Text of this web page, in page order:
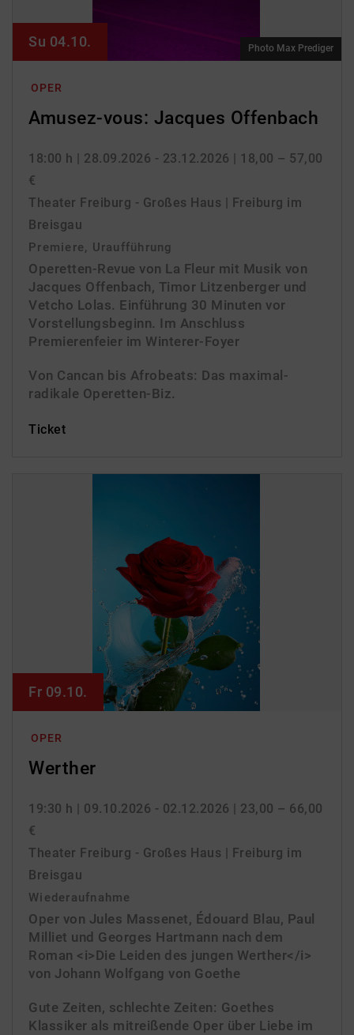
OPER
Amusez-vous: Jacques Offenbach
18:00 h | 28.09.2026 - 23.12.2026 | 18,00 – 57,00
€
Theater Freiburg - Großes Haus | Freiburg im
Breisgau
Premiere, Uraufführung
Operetten-Revue von La Fleur mit Musik von
Jacques Offenbach, Timor Litzenberger und
Vetcho Lolas. Einführung 30 Minuten vor
Vorstellungsbeginn. Im Anschluss
Premierenfeier im Winterer-Foyer
Von Cancan bis Afrobeats: Das maximal-
radikale Operetten-Biz.
Ticket
Su 04.10. Photo Max Prediger
OPER
Werther
19:30 h | 09.10.2026 - 02.12.2026 | 23,00 – 66,00
€
Theater Freiburg - Großes Haus | Freiburg im
Breisgau
Wiederaufnahme
Oper von Jules Massenet, Édouard Blau, Paul
Milliet und Georges Hartmann nach dem
Roman <i>Die Leiden des jungen Werther</i>
von Johann Wolfgang von Goethe
Gute Zeiten, schlechte Zeiten: Goethes
Klassiker als mitreißende Oper über Liebe im
Fr 09.10.